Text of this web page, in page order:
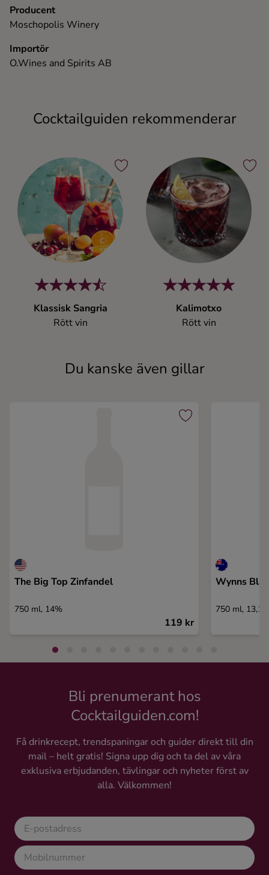
Producent
Moschopolis Winery
Importör
O.Wines and Spirits AB
Cocktailguiden rekommenderar
Klassisk Sangria
Rött vin
Kalimotxo
Rött vin
Du kanske även gillar
The Big Top Zinfandel
750 ml, 14%
119 kr
Wynns
750 ml,
Bli prenumerant hos
Cocktailguiden.com!
Få drinkrecept, trendspaningar och guider direkt till din
mail – helt gratis! Signa upp dig och ta del av våra
exklusiva erbjudanden, tävlingar och nyheter först av
alla. Välkommen!